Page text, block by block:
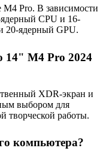
Pro. В зависимости
CPU и 16-
20-ядерный GPU.
14" M4 Pro 2024
XDR-экран и
выбором для
творческой работы.
компьютера?